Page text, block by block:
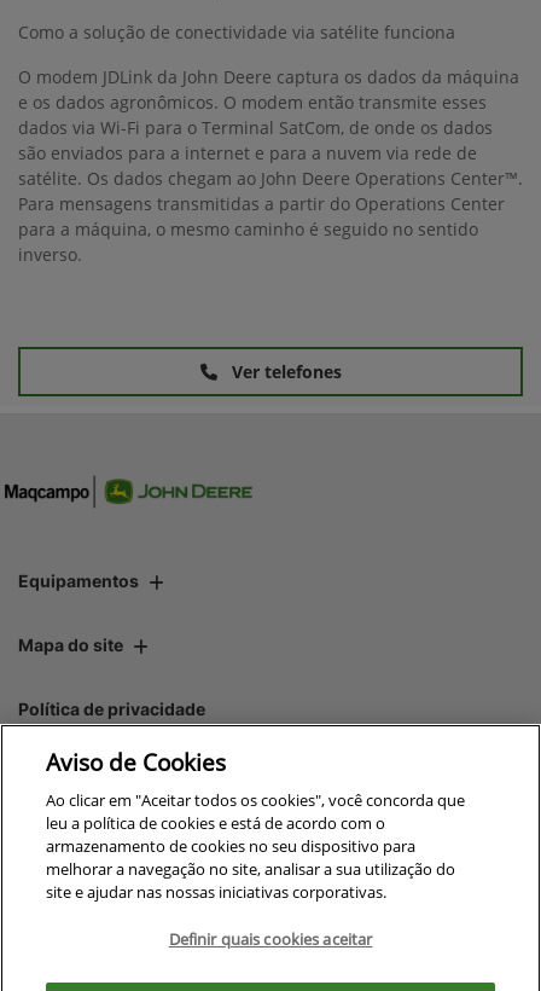
Como a solução de conectividade via satélite funciona
O modem JDLink da John Deere captura os dados da máquina
e os dados agronômicos. O modem então transmite esses
dados via Wi-Fi para o Terminal SatCom, de onde os dados
são enviados para a internet e para a nuvem via rede de
satélite. Os dados chegam ao John Deere Operations Center™.
Para mensagens transmitidas a partir do Operations Center
para a máquina, o mesmo caminho é seguido no sentido
inverso.
Ver telefones
Equipamentos
Mapa do site
Política de privacidade
CNPJ: 00.970.771/0011-83
No trânsito, enxergar o outro
Aviso de Cookies
Ao clicar em "Aceitar todos os cookies", você concorda que
leu a política de cookies e está de acordo com o
armazenamento de cookies no seu dispositivo para
melhorar a navegação no site, analisar a sua utilização do
site e ajudar nas nossas iniciativas corporativas.
Definir quais cookies aceitar